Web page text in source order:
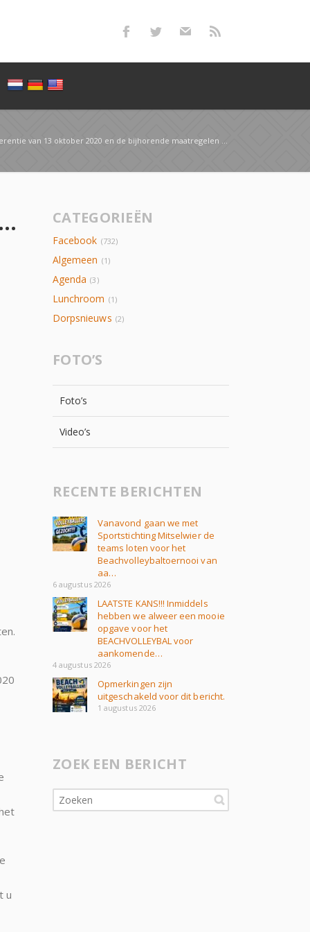
13 oktober 2020 en de bijhorende maatregelen moeten wij helaas weer ons ca…
bijhorende maatregelen moeten wij helaas weer ons ca…
u
CATEGORIEËN
Facebook (732)
Algemeen (1)
Agenda (3)
Lunchroom (1)
Dorpsnieuws (2)
FOTO’S
Foto’s
Video’s
RECENTE BERICHTEN
Vanavond gaan we met
Sportstichting Mitselwier de
teams loten voor het
Beachvolleybaltoernooi van
aa…
6 augustus 2026
LAATSTE KANS!!! Inmiddels
hebben we alweer een mooie
opgave voor het
BEACHVOLLEYBAL voor
aankomende…
4 augustus 2026
Opmerkingen zijn
uitgeschakeld voor dit bericht.
1 augustus 2026
ZOEK EEN BERICHT